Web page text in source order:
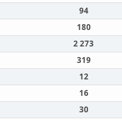
94
180
2 273
319
12
16
30